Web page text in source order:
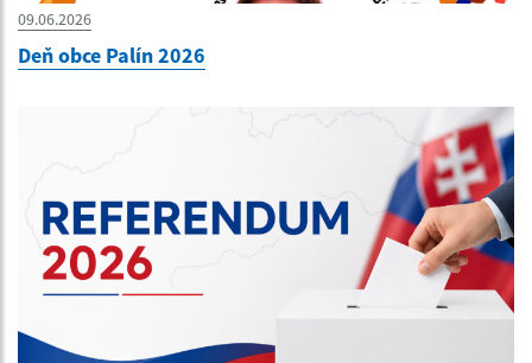
09.06.2026
Deň obce Palín 2026